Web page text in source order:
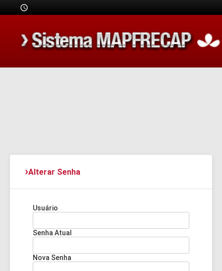
schedule
›Alterar Senha
Usuário
Senha Atual
Nova Senha